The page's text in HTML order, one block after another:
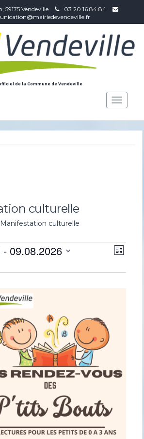
59175 Vendeville
03.20.16.84.84
de la Commune de Vendeville
Toggle
culturelle
Manifestation culturelle
vues
Liste
- 09.08.2026